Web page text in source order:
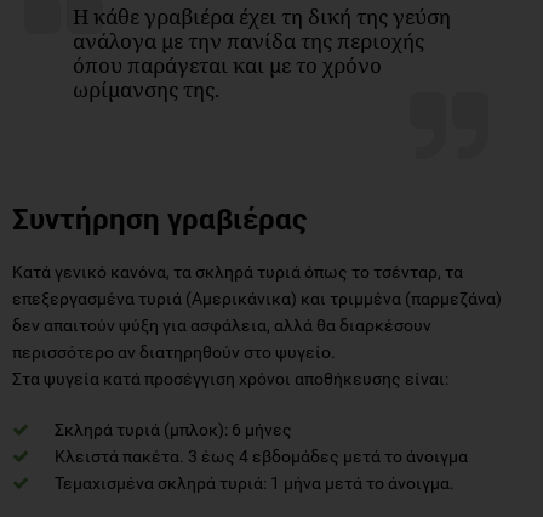
Η κάθε γραβιέρα έχει τη δική της γεύση
ανάλογα με την πανίδα της περιοχής
όπου παράγεται και με το χρόνο
ωρίμανσης της.
Συντήρηση γραβιέρας
Κατά γενικό κανόνα, τα σκληρά τυριά όπως το τσένταρ, τα
επεξεργασμένα τυριά (Αμερικάνικα) και τριμμένα (παρμεζάνα)
δεν απαιτούν ψύξη για ασφάλεια, αλλά θα διαρκέσουν
περισσότερο αν διατηρηθούν στο ψυγείο.
Στα ψυγεία κατά προσέγγιση χρόνοι αποθήκευσης είναι:
Σκληρά τυριά (μπλοκ): 6 μήνες
Κλειστά πακέτα. 3 έως 4 εβδομάδες μετά το άνοιγμα
Τεμαχισμένα σκληρά τυριά: 1 μήνα μετά το άνοιγμα.